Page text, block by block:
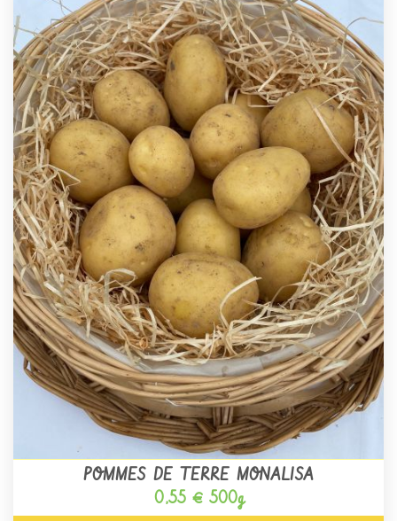
POMMES DE TERRE MONALISA
0,55 € 500g